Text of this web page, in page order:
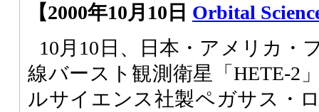
【2000年10月10日 Orbital
10月10日、日本・アメリカ・
線バースト観測衛星「HETE-2
ルサイエンス社製ペガサス・